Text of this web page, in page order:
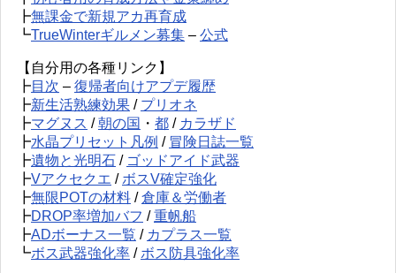
┣無課金で新規アカ再育成
┗TrueWinterギルメン募集 – 公式
【自分用の各種リンク】
┣目次 – 復帰者向けアプデ履歴
┣新生活熟練効果 / プリオネ
┣マグヌス /朝の国 ・ 都 / カラザド
┣水晶プリセット凡例 / 冒険日誌一覧
┣遺物と光明石 / ゴッドアイド武器
┣Vアクセクエ / ボスV確定強化
┣無限POTの材料 /倉庫＆労働者
┣DROP率増加バフ /重帆船
┣ADボーナス一覧 / カプラス一覧
┗ボス武器強化率 / ボス防具強化率